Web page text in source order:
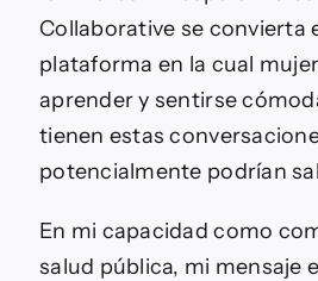
Collaborative se convierta
plataforma en la cual
aprender y sentirse
tienen estas
potencialmente podrían
En mi capacidad como
salud pública, mi mensaje